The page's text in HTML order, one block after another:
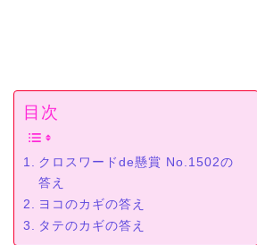
目次
クロスワードde懸賞 No.1502の
答え
ヨコのカギの答え
タテのカギの答え